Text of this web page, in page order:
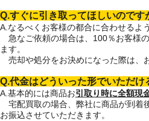
Q.すぐに引き取ってほしいのです
A.なるべくお客様の都合に合わせるよ
急なご依頼の場合は、100％お客様
ます。
売却や処分をお決めになった際は、
Q.代金はどういった形でいただけ
A.基本的には商品お引取り時に全額現
宅配買取の場合、弊社に商品が到着
お振込させていただきます。